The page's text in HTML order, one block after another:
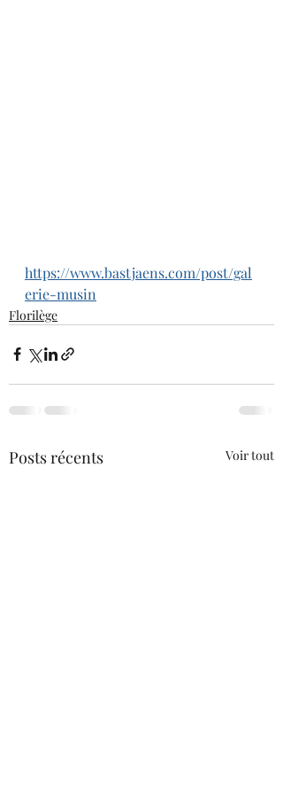
https://www.bastjaens.com/post/gal
erie-musin
Florilège
Posts récents Voir tout